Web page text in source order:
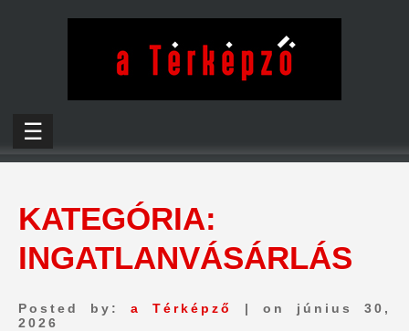
☰
KATEGÓRIA:
INGATLANVÁSÁRLÁS
Posted by:a Térképző
| on június 30,
2026